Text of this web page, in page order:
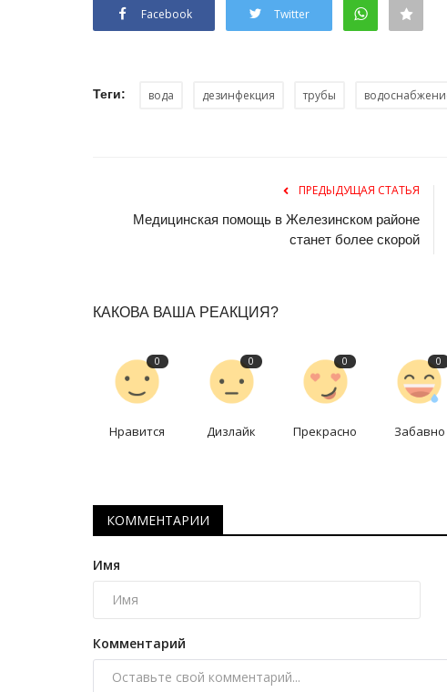
Facebook Twitter
Теги: вода дезинфекция трубы
ПРЕДЫДУЩАЯ СТАТЬЯ
Медицинская помощь в Железинском районе
станет более скорой
КАКОВА ВАША РЕАКЦИЯ?
0
Нравится
0
Дизлайк
0
Прекрасно
0
Забавно
КОММЕНТАРИИ
Имя
Комментарий
Холодный приём дома: «Иртыш»